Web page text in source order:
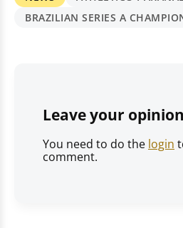
BRAZILIAN SERIES A
Leave your opinion
You need to do the login
comment.